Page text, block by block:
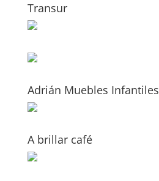
Transur
Adrián Muebles Infantiles
A brillar café